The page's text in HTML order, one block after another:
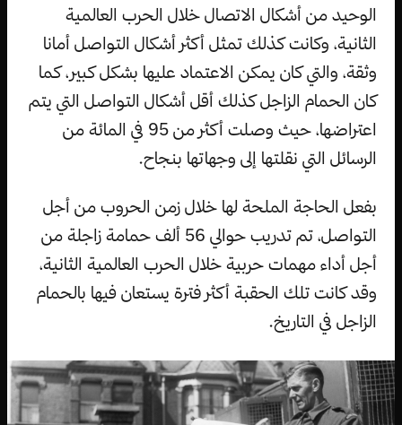
الوحيد من أشكال الاتصال خلال الحرب العالمية
الثانية، وكانت كذلك تمثل أكثر أشكال التواصل أمانا
وثقة، والتي كان يمكن الاعتماد عليها بشكل كبير، كما
كان الحمام الزاجل كذلك أقل أشكال التواصل التي يتم
اعتراضها، حيث وصلت أكثر من 95 في المائة من
الرسائل التي نقلتها إلى وجهاتها بنجاح.
بفعل الحاجة الملحة لها خلال زمن الحروب من أجل
التواصل، تم تدريب حوالي 56 ألف حمامة زاجلة من
أجل أداء مهمات حربية خلال الحرب العالمية الثانية،
وقد كانت تلك الحقبة أكثر فترة يستعان فيها بالحمام
الزاجل في التاريخ.